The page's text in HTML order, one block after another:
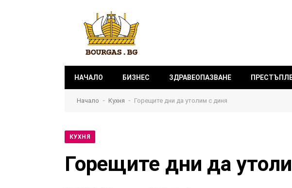
НАЧАЛО БИЗНЕС ЗДРАВЕОПАЗВАНЕ
Начало - Кухня - Горещите дни да утолим с диня
КУХНЯ
Горещите дни да